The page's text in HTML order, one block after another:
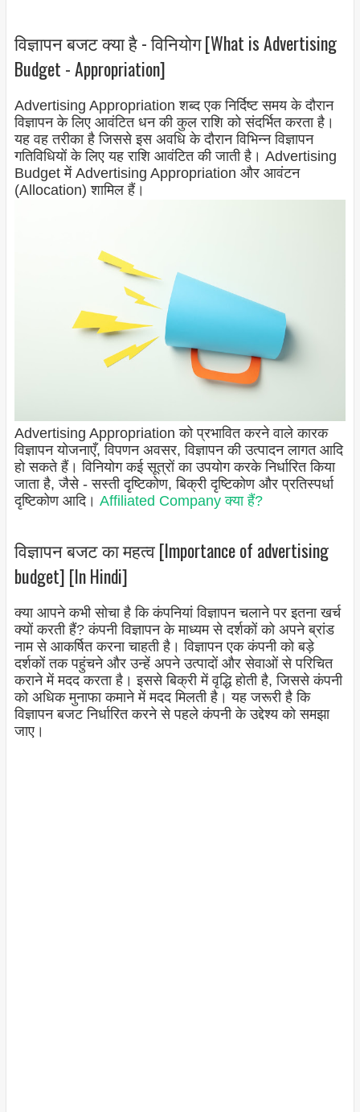
विज्ञापन बजट क्या है - विनियोग [What is Advertising
Budget - Appropriation]
Advertising Appropriation शब्द एक निर्दिष्ट समय के दौरान
विज्ञापन के लिए आवंटित धन की कुल राशि को संदर्भित करता है।
यह वह तरीका है जिससे इस अवधि के दौरान विभिन्न विज्ञापन
गतिविधियों के लिए यह राशि आवंटित की जाती है। Advertising
Budget में Advertising Appropriation और आवंटन
(Allocation) शामिल हैं।
Advertising Appropriation को प्रभावित करने वाले कारक
विज्ञापन योजनाएँ, विपणन अवसर, विज्ञापन की उत्पादन लागत आदि
हो सकते हैं। विनियोग कई सूत्रों का उपयोग करके निर्धारित किया
जाता है, जैसे - सस्ती दृष्टिकोण, बिक्री दृष्टिकोण और प्रतिस्पर्धा
दृष्टिकोण आदि। Affiliated Company क्या हैं?
विज्ञापन बजट का महत्व [Importance of advertising
budget] [In Hindi]
क्या आपने कभी सोचा है कि कंपनियां विज्ञापन चलाने पर इतना खर्च
क्यों करती हैं? कंपनी विज्ञापन के माध्यम से दर्शकों को अपने ब्रांड
नाम से आकर्षित करना चाहती है। विज्ञापन एक कंपनी को बड़े
दर्शकों तक पहुंचने और उन्हें अपने उत्पादों और सेवाओं से परिचित
कराने में मदद करता है। इससे बिक्री में वृद्धि होती है, जिससे कंपनी
को अधिक मुनाफा कमाने में मदद मिलती है। यह जरूरी है कि
विज्ञापन बजट निर्धारित करने से पहले कंपनी के उद्देश्य को समझा
जाए।